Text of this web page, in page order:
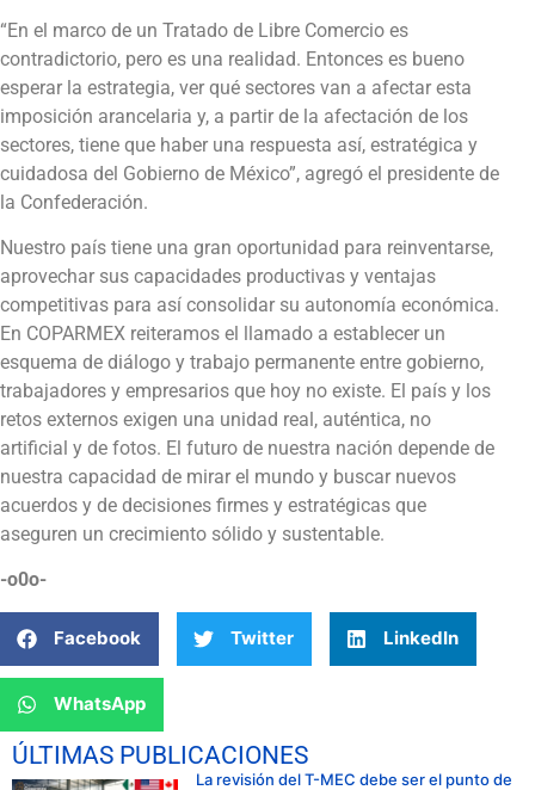
“En el marco de un Tratado de Libre Comercio es
contradictorio, pero es una realidad. Entonces es bueno
esperar la estrategia, ver qué sectores van a afectar esta
imposición arancelaria y, a partir de la afectación de los
sectores, tiene que haber una respuesta así, estratégica y
cuidadosa del Gobierno de México”, agregó el presidente de
la Confederación.
Nuestro país tiene una gran oportunidad para reinventarse,
aprovechar sus capacidades productivas y ventajas
competitivas para así consolidar su autonomía económica.
En COPARMEX reiteramos el llamado a establecer un
esquema de diálogo y trabajo permanente entre gobierno,
trabajadores y empresarios que hoy no existe. El país y los
retos externos exigen una unidad real, auténtica, no
artificial y de fotos. El futuro de nuestra nación depende de
nuestra capacidad de mirar el mundo y buscar nuevos
acuerdos y de decisiones firmes y estratégicas que
aseguren un crecimiento sólido y sustentable.
-o0o-
Facebook Twitter LinkedIn
WhatsApp
ÚLTIMAS PUBLICACIONES
La revisión del T-MEC debe ser el punto de